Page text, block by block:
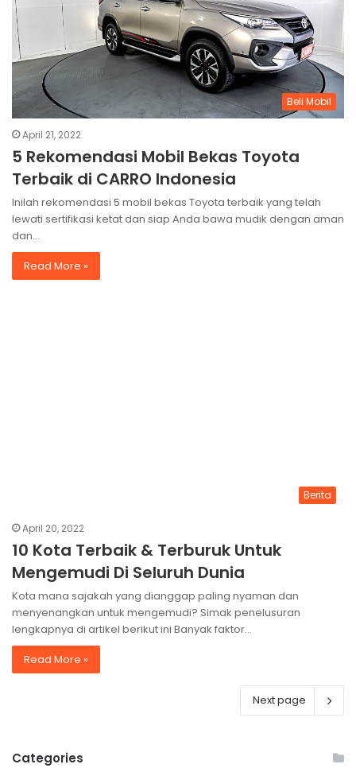
Beli Mobil
April 21, 2022
5 Rekomendasi Mobil Bekas Toyota
Terbaik di CARRO Indonesia
Inilah rekomendasi 5 mobil bekas Toyota terbaik yang telah
lewati sertifikasi ketat dan siap Anda bawa mudik dengan aman
dan…
Read More »
Berita
April 20, 2022
10 Kota Terbaik & Terburuk Untuk
Mengemudi Di Seluruh Dunia
Kota mana sajakah yang dianggap paling nyaman dan
menyenangkan untuk mengemudi? Simak penelusuran
lengkapnya di artikel berikut ini Banyak faktor…
Read More »
Next page
Categories